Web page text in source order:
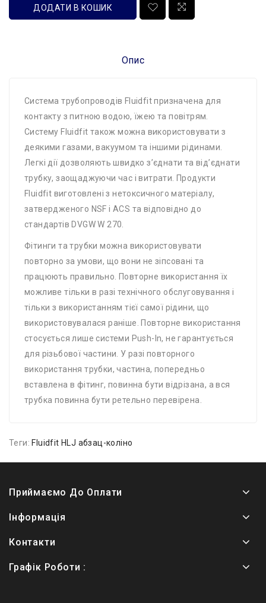
ДОДАТИ В КОШИК
Опис
Система трубопроводів Fluidfit призначена для
контакту з питною водою, їжею та повітрям.
Систему Fluidfit також можна використовувати з
деякими газами, вакуумом та іншими рідинами.
Легкі дії дозволяють швидко з’єднати та від’єднати
трубку, заощаджуючи час і витрати. Продукти
Fluidfit виготовлені з нетоксичного матеріалу,
затвердженого NSF і ACS та відповідно до
стандартів DVGW W 270.
Фітинги та трубки можна використовувати
повторно за умови, що вони не зіпсовані та
працюють правильно. Повторне використання їх
можливе тільки в разі технічного обслуговування і
тільки з використанням тієї самої рідини, що
використовувалася раніше. Повторне використання
стосується лише системи Push-In, не гарантується
для різьбової частини. У разі повторного
використання трубки, частина, попередньо
вставлена ​​в фітинг, повинна бути відрізана, а вся
трубка повинна бути ретельно перевірена.
Теги: Fluidfit HLJ абзац-коліно
Приймаємо До Оплати
Інформація
Контакти
Графік Роботи :